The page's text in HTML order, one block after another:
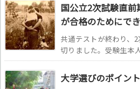
国公立2次試験直
が合格のためにで
共通テストが終わり、
切りました。受験生本
大学選びのポイン